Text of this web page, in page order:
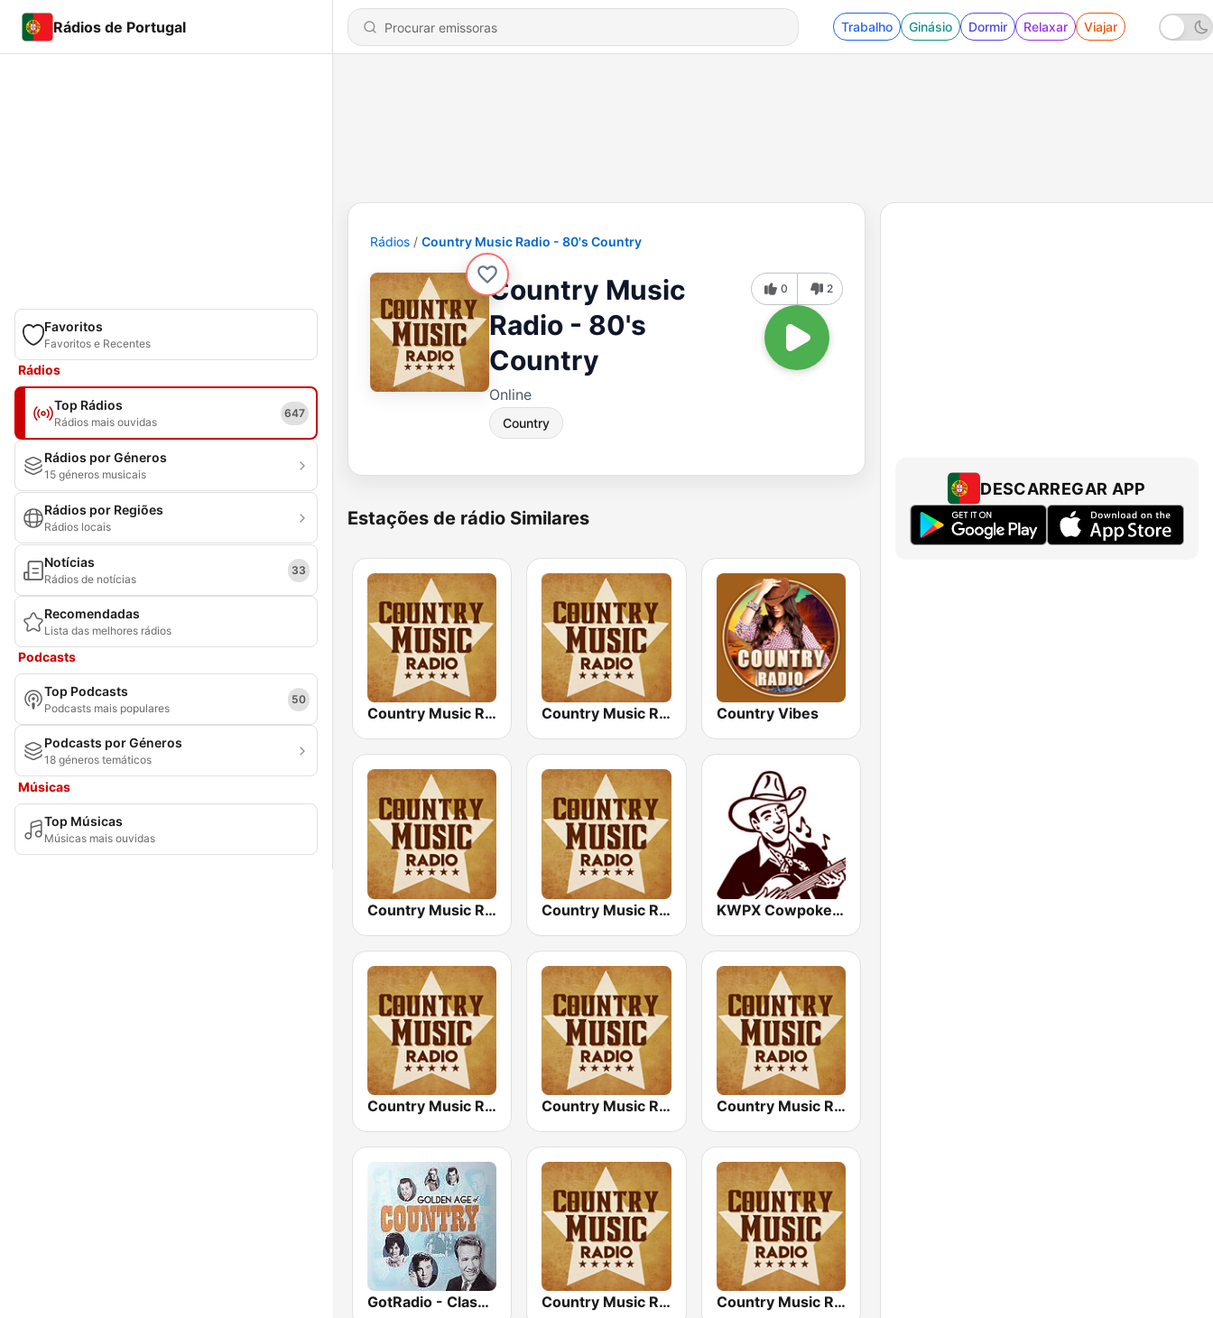
Rádios de Portugal Trabalho Ginásio Dormir Relaxar Viajar
Favoritos
Favoritos e Recentes
Rádios
Top Rádios
Rádios mais ouvidas
647
Rádios por Géneros
15 géneros musicais
Rádios por Regiões
Rádios locais
Notícias
Rádios de notícias
33
Recomendadas
Lista das melhores rádios
Podcasts
Top Podcasts
Podcasts mais populares
50
Podcasts por Géneros
18 géneros temáticos
Músicas
Top Músicas
Músicas mais ouvidas
Rádios Country Music Radio - 80's Country
Country Music
Radio - 80's
Country
Online
Country
0 2
Estações de rádio Similares
Country Music Radio - 70's Country Country Music Radio - 90's Country Country Vibes
Country Music Radio - Classic Country Country Music Radio - Country Mix KWPX Cowpoke Classic Country Music
Country Music Radio - Easy Country Country Music Radio - Today's Country Country Music Radio - Country Love
GotRadio - Classic Country Country Music Radio - 50's Country Country Music Radio - 60's Country
DESCARREGAR APP